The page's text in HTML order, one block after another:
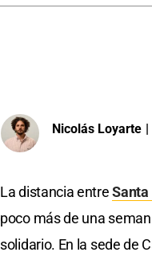
Nicolás Loyarte |
La distancia entreSanta
poco más de una
solidario. En la sede de